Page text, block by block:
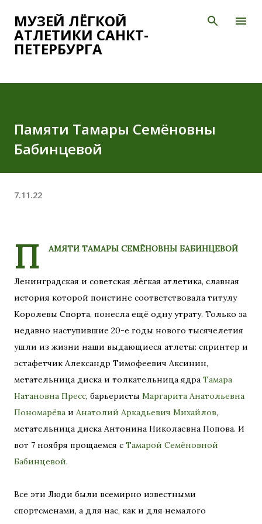
К основному контенту
МУЗЕЙ ЛЁГКОЙ
АТЛЕТИКИ САНКТ-
ПЕТЕРБУРГА
Памяти Тамары Семёновны
Бабинцевой
7.11.22
П АМЯТИ ТАМАРЫ СЕМЁНОВНЫ БАБИНЦЕВОЙ
Ленинградская и советская лёгкая атлетика, славная
история которой поистине соответствовала титулу
Королевы Спорта, понесла ещё одну утрату. Только за
недавно наступившие 20-е годы нового тысячелетия
ушли из жизни наши выдающиеся атлеты: спринтер и
эстафетчик Александр Тимофеевич Аксинин,
метательница диска и толкательница ядра Тамара
Натановна Пресс, барьеристы Маргарита Анатольевна
Пономарёва и Анатолий Аркадьевич Михайлов,
метательница диска Антонина Николаевна Попова. И
вот 7 ноября прощаемся с Тамарой Семёновной
Бабинцевой.
Все эти Люди были всемирно известными
спортсменами, а для нас, как и для немалого